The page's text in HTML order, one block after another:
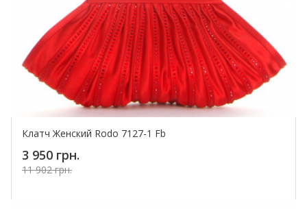
Клатч Женский Rodo 7127-1 Fb
3 950 грн.
11 902 грн.